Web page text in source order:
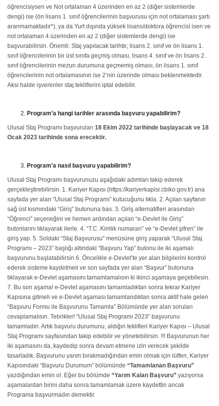
öğrencisiysen ve Not ortalaman 4 üzerinden en az 2 (diğer sistemlerde
dengi) ise (ön lisans 1. sınıf öğrencilerinin başvurusu için not ortalaması şartı
aranmamaktadır*), ya da Yurt dışında yüksek lisans/doktora öğrencisi isen ve
not ortalaman 4 üzerinden en az 2 (diğer sistemlerde dengi) ise
başvurabilirsin. Önemli: Staj yapılacak tarihte; lisans 2. sınıf ve ön lisans 1.
sınıf öğrencilerinin bir üst sınıfa geçmiş olması, lisans 4. sınıf ve ön lisans 2.
sınıf öğrencilerinin mezun durumuna geçmemiş olması, ön lisans 1. sınıf
öğrencilerinin not ortalamasının ise 2’nin üzerinde olması beklenmektedir.
Aksi halde işverenler staj tekliflerini iptal edebilir.
Program’a hangi tarihler arasında başvuru yapabilirim?
Ulusal Staj Programı başvuruları 18 Ekim 2022 tarihinde başlayacak ve 18
Ocak 2023 tarihinde sona erecektir.
Program’a nasıl başvuru yapabilirim?
Ulusal Staj Programı başvurunuzu aşağıdaki adımları takip ederek
gerçekleştirebilirsin. 1. Kariyer Kapısı (https://kariyerkapisi.cbiko.gov.tr) ana
sayfada yer alan “Ulusal Staj Programı” kutucuğunu tıkla. 2. Açılan sayfanın
sağ üst kısmındaki “Giriş” butonuna bas. 3. Giriş alternatifleri arasından
“Öğrenci” seçeneğini ve hemen ardından açılan “e-Devlet ile Giriş”
butonlarını tıklayarak ilerle. 4. “T.C. Kimlik numaran” ve “e-Devlet şifren” ile
giriş yap. 5. Soldaki “Staj Başvurusu” menüsüne giriş yaparak “Ulusal Staj
Programı – 2023” başlığı altındaki “Başvuru Yap” butonu ile iki aşamalı
başvurunu başlatabilirsin 6. Öncelikle e-Devlet’te yer alan bilgilerini kontrol
ederek sisteme kaydetmeli ve son sayfada yer alan “Başvur” butonuna
tıklayarak e-Devlet aşamasını tamamlamalısın ki ikinci aşamaya geçebilesin.
7. Bu son aşama! e-Devlet aşamasını tamamladıktan sonra tekrar Kariyer
Kapısına gitmeli ve e-Devlet aşaması tamamlandıktan sonra aktif hale gelen
“Başvuru Formu ile Başvurunu Tamamla” Bölümünde yer alan soruları
cevaplamalısın. Tebrikler! “Ulusal Staj Programı 2023” başvurunu
tamamladın. Artık başvuru durumunu, aldığın teklifleri Kariyer Kapısı – Ulusal
Staj Programı sayfasından takip edebilir ve yönetebilirsin. !!! Başvurunun her
iki aşamasını da, kaydedip sonra devam etmene izin verecek şekilde
tasarladık. Başvurunu yarım bırakmadığından emin olmak için lütfen, Kariyer
Kapısındaki “Başvuru Durumum” bölümünde “Tamamlanan Başvuru”
yazdığından emin ol. Eğer bu bölümde “Yarım Kalan Başvuru” yazıyorsa
aşamalardan birini daha sonra tamamlamak üzere kaydettin ancak
Programa başvurmadın demektir.